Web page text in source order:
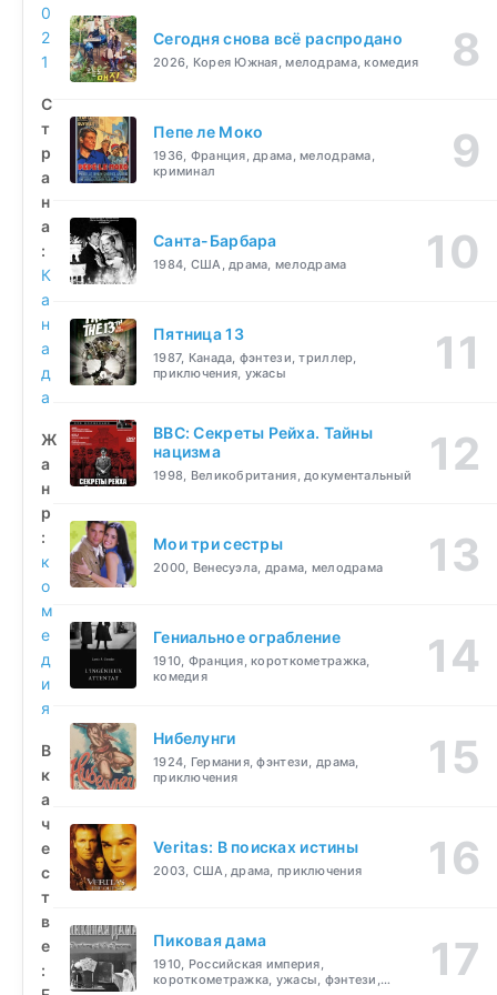
0
2
1
С
т
р
а
н
а
:
К
а
н
а
д
а
Ж
а
н
р
:
к
о
м
е
д
и
я
В
к
а
ч
е
с
т
в
е
:
Сегодня снова всё распродано
2026, Корея Южная, мелодрама, комедия
Пепе ле Моко
1936, Франция, драма, мелодрама,
криминал
Санта-Барбара
1984, США, драма, мелодрама
Пятница 13
1987, Канада, фэнтези, триллер,
приключения, ужасы
BBC: Секреты Рейха. Тайны
нацизма
1998, Великобритания, документальный
Мои три сестры
2000, Венесуэла, драма, мелодрама
Гениальное ограбление
1910, Франция, короткометражка,
комедия
Нибелунги
1924, Германия, фэнтези, драма,
приключения
Veritas: В поисках истины
2003, США, драма, приключения
Пиковая дама
1910, Российская империя,
короткометражка, ужасы, фэнтези,